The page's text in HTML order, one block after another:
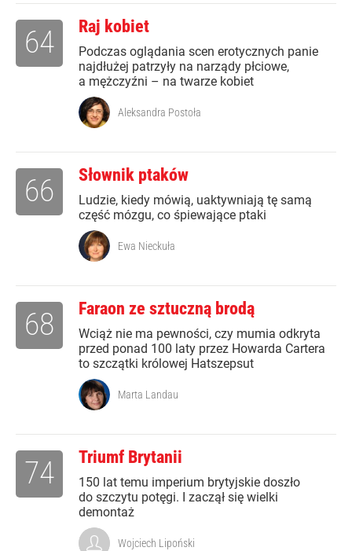
Raj kobiet
Podczas oglądania scen erotycznych panie
najdłużej patrzyły na narządy płciowe,
a mężczyźni – na twarze kobiet
64
Aleksandra Postoła
Słownik ptaków
Ludzie, kiedy mówią, uaktywniają tę samą
część mózgu, co śpiewające ptaki
66
Ewa Nieckuła
Faraon ze sztuczną brodą
Wciąż nie ma pewności, czy mumia odkryta
przed ponad 100 laty przez Howarda Cartera
to szczątki królowej Hatszepsut
68
Marta Landau
Triumf Brytanii
150 lat temu imperium brytyjskie doszło
do szczytu potęgi. I zaczął się wielki
demontaż
74
Wojciech Lipoński